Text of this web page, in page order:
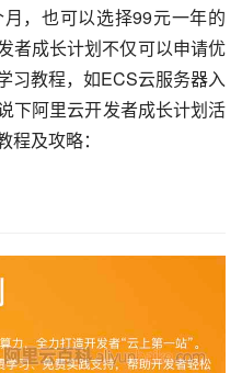
，也可以选择99元一年的
者成长计划不仅可以申请优
习教程，如ECS云服务器入
下阿里云开发者成长计划活
及攻略：